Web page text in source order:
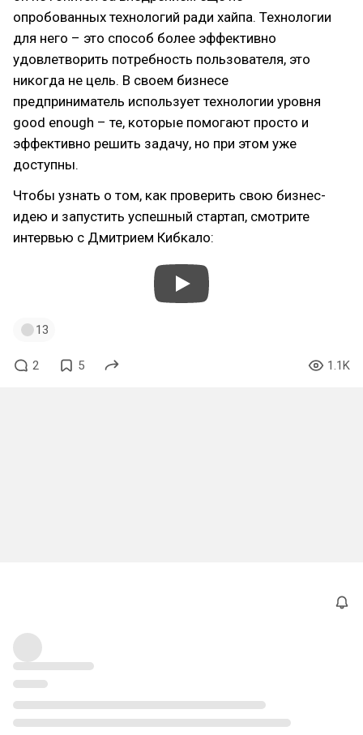
опробованных технологий ради хайпа. Технологии
для него – это способ более эффективно
удовлетворить потребность пользователя, это
никогда не цель. В своем бизнесе
предприниматель использует технологии уровня
good enough – те, которые помогают просто и
эффективно решить задачу, но при этом уже
доступны.
Чтобы узнать о том, как проверить свою бизнес-
идею и запустить успешный стартап, смотрите
интервью с Дмитрием Кибкало:
13
2 5 1.1K